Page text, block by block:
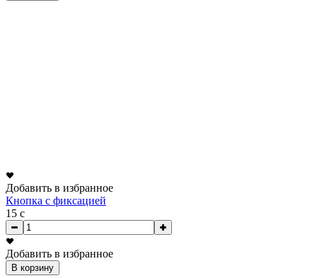
Добавить в избранное
Кнопка с фиксацией
15 c
Добавить в избранное
В корзину